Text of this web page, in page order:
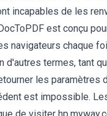
incapables de les
est conçu
navigateurs chaque
d'autres termes, tant
les paramètres
est impossible.